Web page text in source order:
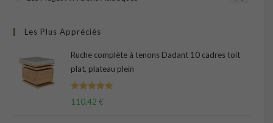
Les Plus Appréciés
Ruche complète à tenons Dadant 10 cadres toit
plat, plateau plein
Note 5.00
110,42 €